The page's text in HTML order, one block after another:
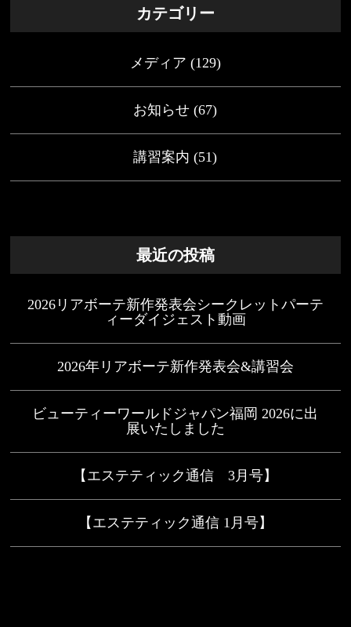
カテゴリー
メディア (129)
お知らせ (67)
講習案内 (51)
最近の投稿
2026リアボーテ新作発表会シークレットパーテ
ィーダイジェスト動画
2026年リアボーテ新作発表会&講習会
ビューティーワールドジャパン福岡 2026に出
展いたしました
【エステティック通信 3月号】
【エステティック通信 1月号】